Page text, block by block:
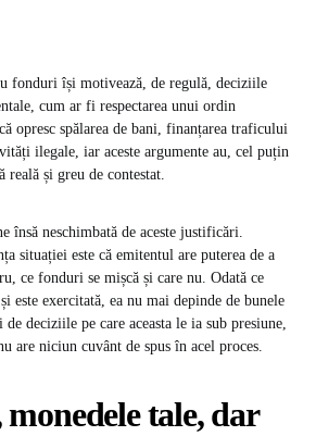
fonduri își motivează, de regulă, deciziile
cum ar fi respectarea unui ordin
opresc spălarea de bani, finanțarea traficului
ilegale, iar aceste argumente au, cel puțin
reală și greu de contestat.
însă neschimbată de aceste justificări.
situației este că emitentul are puterea de a
ce fonduri se mișcă și care nu. Odată ce
este exercitată, ea nu mai depinde de bunele
deciziile pe care aceasta le ia sub presiune,
are niciun cuvânt de spus în acel proces.
tale, dar